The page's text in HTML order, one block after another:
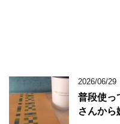
2026/06/29
普段使っ
さんから